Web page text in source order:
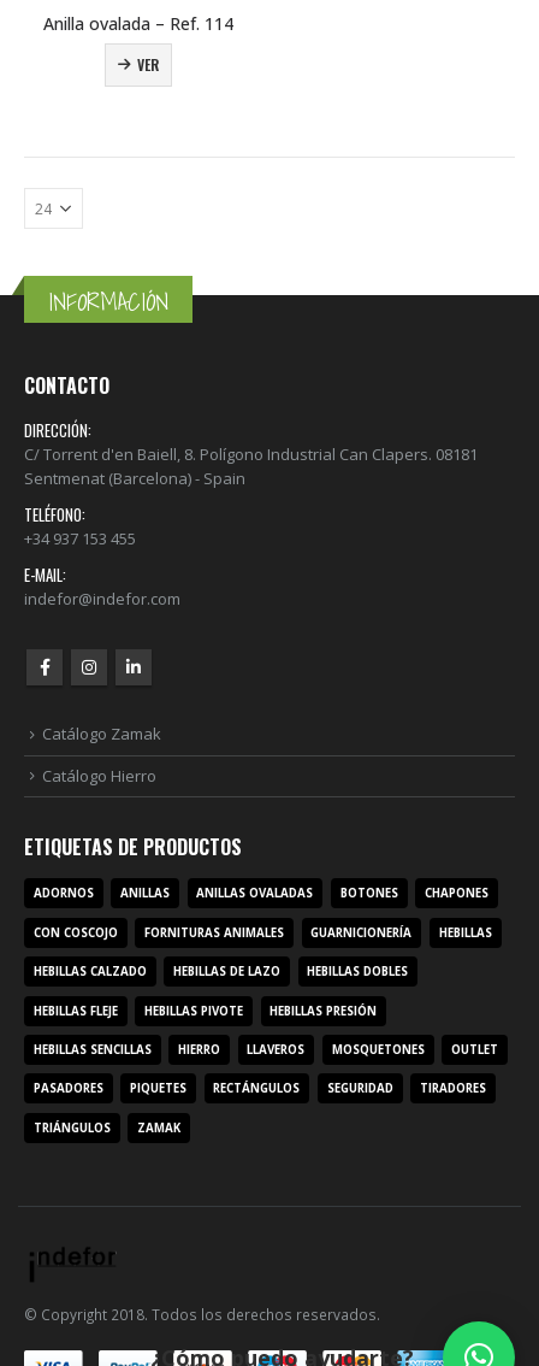
Anilla ovalada – Ref. 114
VER
INFORMACIÓN
CONTACTO
DIRECCIÓN:
C/ Torrent d'en Baiell, 8. Polígono Industrial Can Clapers. 08181
Sentmenat (Barcelona) - Spain
TELÉFONO:
+34 937 153 455
E-MAIL:
indefor@indefor.com
Catálogo Zamak
Catálogo Hierro
ETIQUETAS DE PRODUCTOS
ADORNOS ANILLAS ANILLAS OVALADAS BOTONES CHAPONES
CON COSCOJO FORNITURAS ANIMALES GUARNICIONERÍA HEBILLAS
HEBILLAS CALZADO HEBILLAS DE LAZO HEBILLAS DOBLES
HEBILLAS FLEJE HEBILLAS PIVOTE HEBILLAS PRESIÓN
HEBILLAS SENCILLAS HIERRO LLAVEROS MOSQUETONES OUTLET
PASADORES PIQUETES RECTÁNGULOS SEGURIDAD TIRADORES
TRIÁNGULOS ZAMAK
© Copyright 2018. Todos los derechos reservados.
¿Cómo puedo ayudarte?